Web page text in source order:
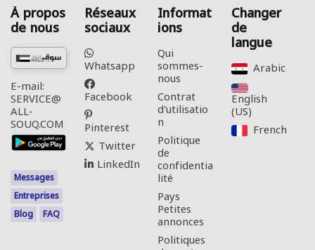
À propos
de nous
E-mail:
SERVICE@
ALL-
SOUQ.COM
Messages
Entreprises
Blog
FAQ
Réseaux
sociaux
Whatsapp
Facebook
Pinterest
Twitter
LinkedIn
Informat
ions
Qui
sommes-
nous
Contrat
d'utilisatio
n
Politique
de
confidentia
lité
Pays
Petites
annonces
Politiques
Changer
de
langue
Arabic‎
English
(US)‎
French‎